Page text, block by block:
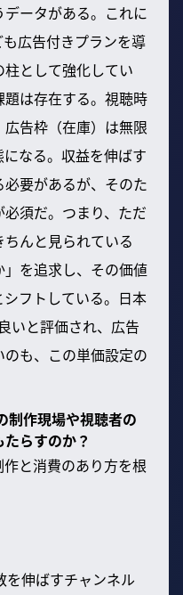
ータがある。これに
広告付きプランを導
として強化してい
は存在する。視聴時
告枠（在庫）は無限
なる。収益を伸ばす
要があるが、そのた
須だ。つまり、ただ
んと見られている
を追求し、その価値
フトしている。日本
いと評価され、広告
も、この単価設定の
制作現場や視聴者の
らすのか？
と消費のあり方を根
伸ばすチャンネル